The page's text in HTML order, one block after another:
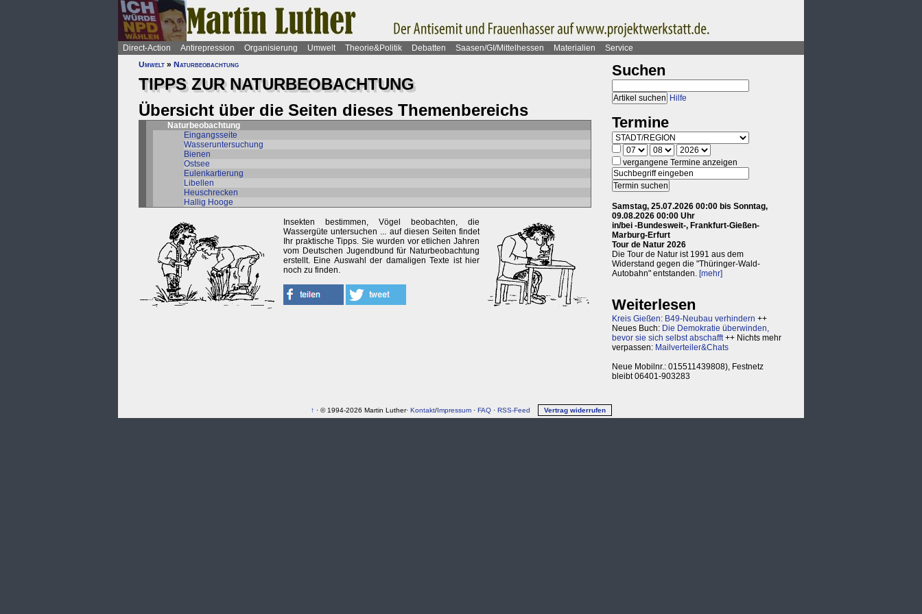
Direct-Action Antirepression Organisierung Umwelt Theorie&Politik Debatten Saasen/GI/Mittelhessen Materialien
Service
Umwelt » Naturbeobachtung
TIPPS ZUR NATURBEOBACHTUNG
Übersicht über die Seiten dieses Themenbereichs
Naturbeobachtung
Eingangsseite
Wasseruntersuchung
Bienen
Ostsee
Eulenkartierung
Libellen
Heuschrecken
Hallig Hooge
Insekten bestimmen, Vögel beobachten, die
Wassergüte untersuchen ... auf diesen Seiten findet
Ihr praktische Tipps. Sie wurden vor etlichen Jahren
vom Deutschen Jugendbund für Naturbeobachtung
erstellt. Eine Auswahl der damaligen Texte ist hier
noch zu finden.
Suchen
Hilfe
Termine
vergangene Termine anzeigen
Samstag, 25.07.2026 00:00 bis Sonntag,
09.08.2026 00:00 Uhr
in/bei -Bundesweit-, Frankfurt-Gießen-
Marburg-Erfurt
Tour de Natur 2026
Die Tour de Natur ist 1991 aus dem
Widerstand gegen die "Thüringer-Wald-
Autobahn" entstanden. [mehr]
Weiterlesen
Kreis Gießen: B49-Neubau verhindern ++
Neues Buch: Die Demokratie überwinden,
bevor sie sich selbst abschafft++ Nichts mehr
verpassen: Mailverteiler&Chats
Neue Mobilnr.: 015511439808), Festnetz
bleibt 06401-903283
↑ · © 1994-2026 Martin Luther· Kontakt/Impressum· FAQ· RSS-Feed Vertrag widerrufen